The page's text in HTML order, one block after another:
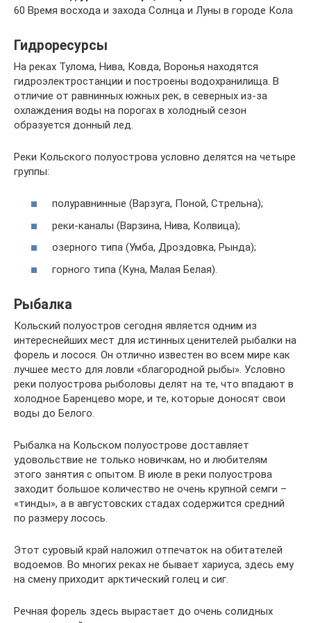
60 Время восхода и захода Солнца и Луны в городе Кола
Гидроресурсы
На реках Тулома, Нива, Ковда, Воронья находятся
гидроэлектростанции и построены водохранилища. В
отличие от равнинных южных рек, в северных из-за
охлаждения воды на порогах в холодный сезон
образуется донный лед.
Реки Кольского полуострова условно делятся на четыре
группы:
полуравнинные (Варзуга, Поной, Стрельна);
реки-каналы (Варзина, Нива, Колвица);
озерного типа (Умба, Дроздовка, Рында);
горного типа (Куна, Малая Белая).
Рыбалка
Кольский полуостров сегодня является одним из
интереснейших мест для истинных ценителей рыбалки на
форель и лосося. Он отлично известен во всем мире как
лучшее место для ловли «благородной рыбы». Условно
реки полуострова рыболовы делят на те, что впадают в
холодное Баренцево море, и те, которые доносят свои
воды до Белого.
Рыбалка на Кольском полуострове доставляет
удовольствие не только новичкам, но и любителям
этого занятия с опытом. В июле в реки полуострова
заходит большое количество не очень крупной семги –
«тинды», а в августовских стадах содержится средний
по размеру лосось.
Этот суровый край наложил отпечаток на обитателей
водоемов. Во многих реках не бывает хариуса, здесь ему
на смену приходит арктический голец и сиг.
Речная форель здесь вырастает до очень солидных